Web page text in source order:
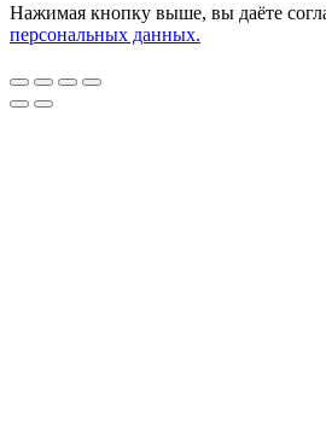
Нажимая кнопку выше, вы даёте
персональных данных.